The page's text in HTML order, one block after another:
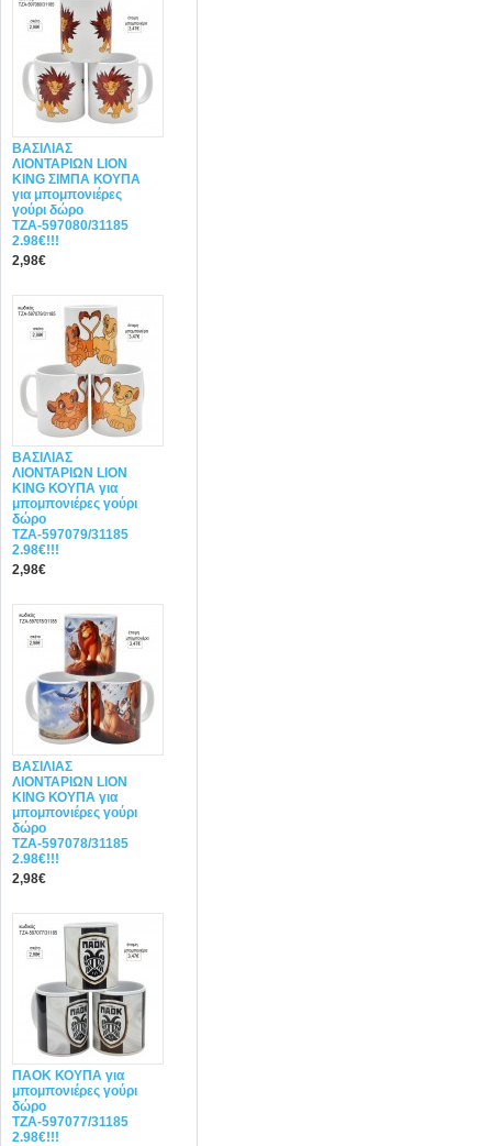
ΒΑΣΙΛΙΑΣ
ΛΙΟΝΤΑΡΙΩΝ LION
KING ΣΙΜΠΑ ΚΟΥΠΑ
για μπομπονιέρες
γούρι δώρο
ΤΖΑ-597080/31185
2.98€!!!
2,98€
ΒΑΣΙΛΙΑΣ
ΛΙΟΝΤΑΡΙΩΝ LION
KING ΚΟΥΠΑ για
μπομπονιέρες γούρι
δώρο
ΤΖΑ-597079/31185
2.98€!!!
2,98€
ΒΑΣΙΛΙΑΣ
ΛΙΟΝΤΑΡΙΩΝ LION
KING ΚΟΥΠΑ για
μπομπονιέρες γούρι
δώρο
ΤΖΑ-597078/31185
2.98€!!!
2,98€
ΠΑΟΚ ΚΟΥΠΑ για
μπομπονιέρες γούρι
δώρο
ΤΖΑ-597077/31185
2.98€!!!